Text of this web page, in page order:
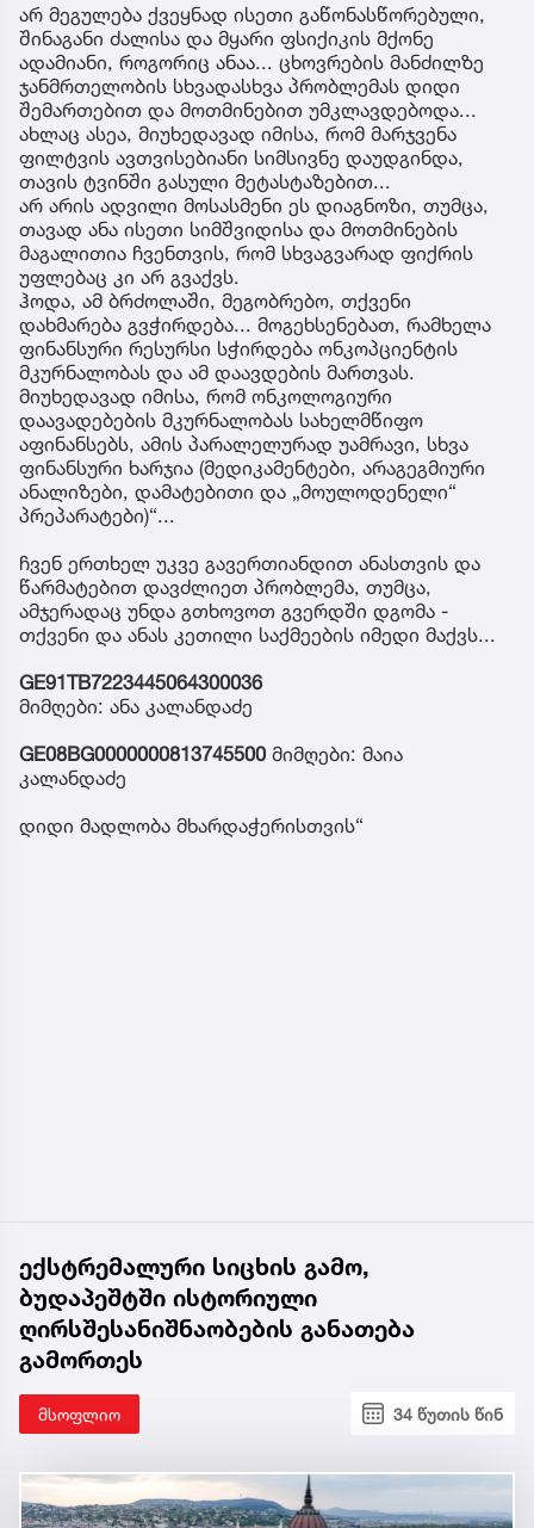
არ მეგულება ქვეყნად ისეთი გაწონასწორებული,
შინაგანი ძალისა და მყარი ფსიქიკის მქონე
ადამიანი, როგორიც ანაა... ცხოვრების მანძილზე
ჯანმრთელობის სხვადასხვა პრობლემას დიდი
შემართებით და მოთმინებით უმკლავდებოდა...
ახლაც ასეა, მიუხედავად იმისა, რომ მარჯვენა
ფილტვის ავთვისებიანი სიმსივნე დაუდგინდა,
თავის ტვინში გასული მეტასტაზებით...
არ არის ადვილი მოსასმენი ეს დიაგნოზი, თუმცა,
თავად ანა ისეთი სიმშვიდისა და მოთმინების
მაგალითია ჩვენთვის, რომ სხვაგვარად ფიქრის
უფლებაც კი არ გვაქვს.
ჰოდა, ამ ბრძოლაში, მეგობრებო, თქვენი
დახმარება გვჭირდება... მოგეხსენებათ, რამხელა
ფინანსური რესურსი სჭირდება ონკოპციენტის
მკურნალობას და ამ დაავდების მართვას.
მიუხედავად იმისა, რომ ონკოლოგიური
დაავადებების მკურნალობას სახელმწიფო
აფინანსებს, ამის პარალელურად უამრავი, სხვა
ფინანსური ხარჯია (მედიკამენტები, არაგეგმიური
ანალიზები, დამატებითი და „მოულოდენელი“
პრეპარატები)“...
ჩვენ ერთხელ უკვე გავერთიანდით ანასთვის და
წარმატებით დავძლიეთ პრობლემა, თუმცა,
ამჯერადაც უნდა გთხოვოთ გვერდში დგომა -
თქვენი და ანას კეთილი საქმეების იმედი მაქვს...
GE91TB7223445064300036
მიმღები: ანა კალანდაძე
GE08BG0000000813745500 მიმღები: მაია
კალანდაძე
დიდი მადლობა მხარდაჭერისთვის“
ექსტრემალური სიცხის გამო,
ბუდაპეშტში ისტორიული
ღირსშესანიშნაობების განათება
გამორთეს
მსოფლიო 34 წუთის წინ